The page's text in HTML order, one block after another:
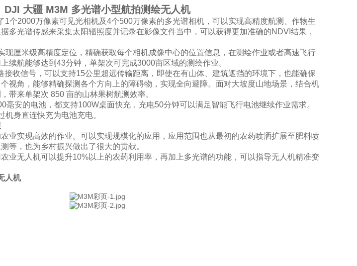
DJI 大疆 M3M 多光谱小型航拍测绘无人机
个2000万像素可见光相机及4个500万像素的多光谱相机，可以实现高精度航测、作物生
多光谱传感来采集太阳辐照度并记录在影像文件当中，可以获得更加准确的NDVI结果，
厘米级高精度定位，精确获取每个相机成像中心的位置信息，在测绘作业或者高速飞行
续航能够达到43分钟，单架次可完成3000亩区域的测绘作业。
收信号，可以支持15公里超远传输距离，即使在有山体、建筑遮挡的环境下，也能确保
视角，能够精确探测各个方向上的障碍物，实现全向避障。面对大坡度山地场景，结合机
带来单架次 850 亩的山林果树航测效率。
安的电池，都支持100W桌面快充，充电50分钟可以满足智能飞行电池继续作业需求。
身直连快充为电池充电。
业实现高效的作业。可以实现规模化的应用，应用范围也从最初的农药喷洒扩展至肥料喷
等，也为乡村振兴做出了很大的贡献。
业无人机可以提升10%以上的农药利用率，再加上多光谱的功能，可以指导无人机精准变
人机